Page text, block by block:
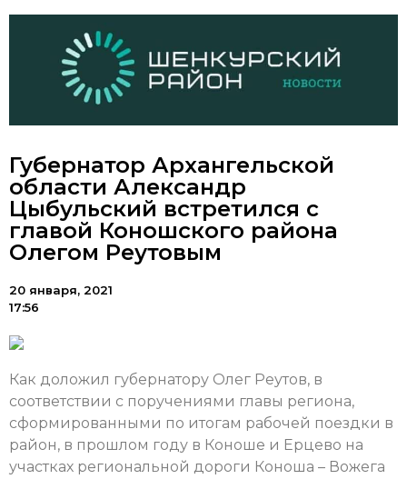
Губернатор Архангельской
области Александр
Цыбульский встретился с
главой Коношского района
Олегом Реутовым
20 января, 2021
17:56
Как доложил губернатору Олег Реутов, в
соответствии с поручениями главы региона,
сформированными по итогам рабочей поездки в
район, в прошлом году в Коноше и Ерцево на
участках региональной дороги Коноша – Вожега